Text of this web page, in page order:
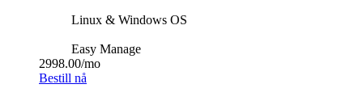
Linux & Windows OS
Easy Manage
2998.00/mo
Bestill nå